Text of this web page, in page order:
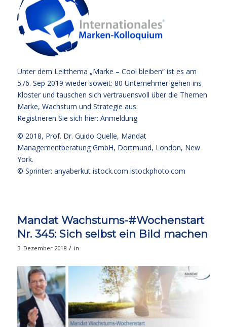
Unter dem Leitthema „Marke – Cool bleiben“ ist es am
5./6. Sep 2019 wieder soweit: 80 Unternehmer gehen ins
Kloster und tauschen sich vertrauensvoll über die Themen
Marke, Wachstum und Strategie aus.
Registrieren Sie sich hier: Anmeldung
© 2018, Prof. Dr. Guido Quelle, Mandat
Managementberatung GmbH, Dortmund, London, New
York.
© Sprinter: anyaberkut istock.com istockphoto.com
Mandat Wachstums-#Wochenstart
Nr. 345: Sich selbst ein Bild machen
3. Dezember 2018 / in